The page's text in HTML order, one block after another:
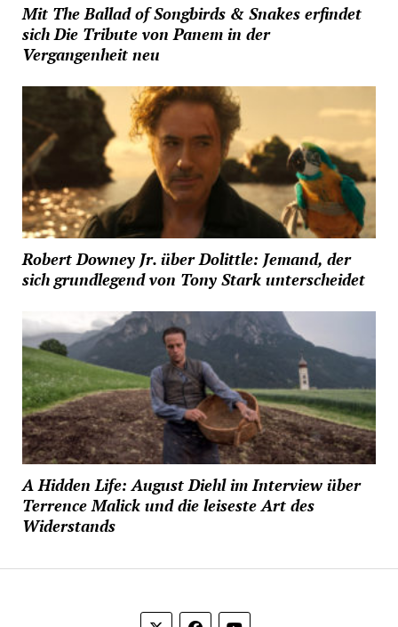
Mit The Ballad of Songbirds & Snakes erfindet
sich Die Tribute von Panem in der
Vergangenheit neu
Robert Downey Jr. über Dolittle: Jemand, der
sich grundlegend von Tony Stark unterscheidet
A Hidden Life: August Diehl im Interview über
Terrence Malick und die leiseste Art des
Widerstands